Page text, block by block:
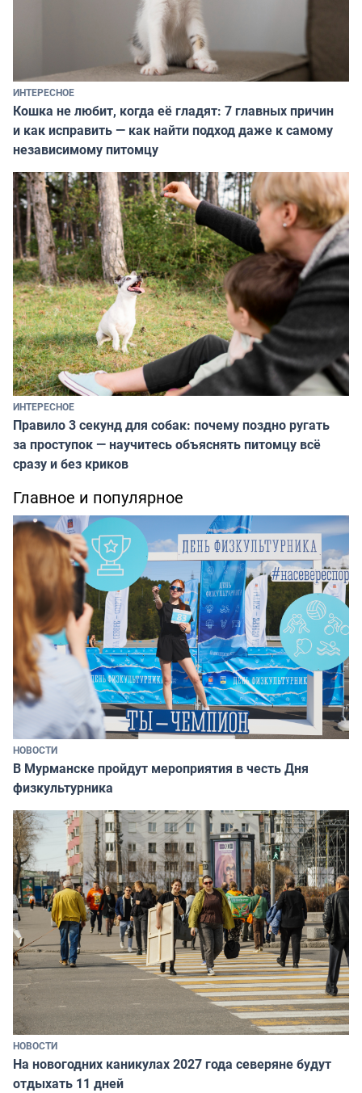
ИНТЕРЕСНОЕ
Кошка не любит, когда её гладят: 7 главных причин
и как исправить — как найти подход даже к самому
независимому питомцу
ИНТЕРЕСНОЕ
Правило 3 секунд для собак: почему поздно ругать
за проступок — научитесь объяснять питомцу всё
сразу и без криков
Главное и популярное
НОВОСТИ
В Мурманске пройдут мероприятия в честь Дня
физкультурника
НОВОСТИ
На новогодних каникулах 2027 года северяне будут
отдыхать 11 дней